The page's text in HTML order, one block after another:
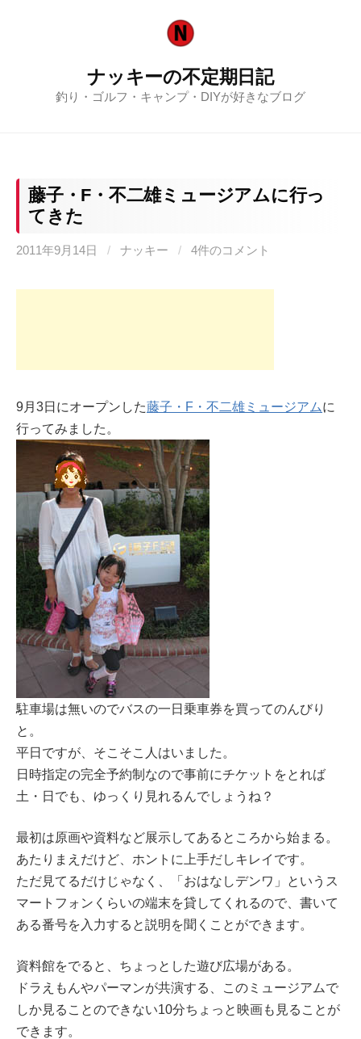
ナッキーの不定期日記
釣り・ゴルフ・キャンプ・DIYが好きなブログ
藤子・F・不二雄ミュージアムに行っ
てきた
2011年9月14日 / ナッキー / 4件のコメント
9月3日にオープンした藤子・F・不二雄ミュージアムに
行ってみました。
駐車場は無いのでバスの一日乗車券を買ってのんびり
と。
平日ですが、そこそこ人はいました。
日時指定の完全予約制なので事前にチケットをとれば
土・日でも、ゆっくり見れるんでしょうね？
最初は原画や資料など展示してあるところから始まる。
あたりまえだけど、ホントに上手だしキレイです。
ただ見てるだけじゃなく、「おはなしデンワ」というス
マートフォンくらいの端末を貸してくれるので、書いて
ある番号を入力すると説明を聞くことができます。
資料館をでると、ちょっとした遊び広場がある。
ドラえもんやパーマンが共演する、このミュージアムで
しか見ることのできない10分ちょっと映画も見ることが
できます。